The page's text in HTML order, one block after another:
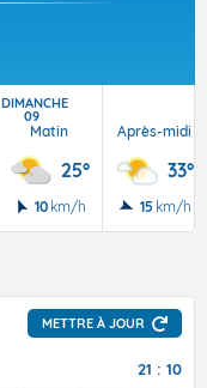
DIMANCHE
09
Matin
25°
10 km/h
Après-midi
33°
15 km/h
METTRE À JOUR
21 : 10